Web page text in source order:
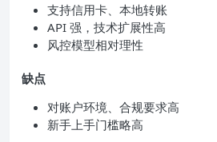
支持信用卡、本地转账
API 强，技术扩展性高
风控模型相对理性
缺点
对账户环境、合规要求高
新手上手门槛略高